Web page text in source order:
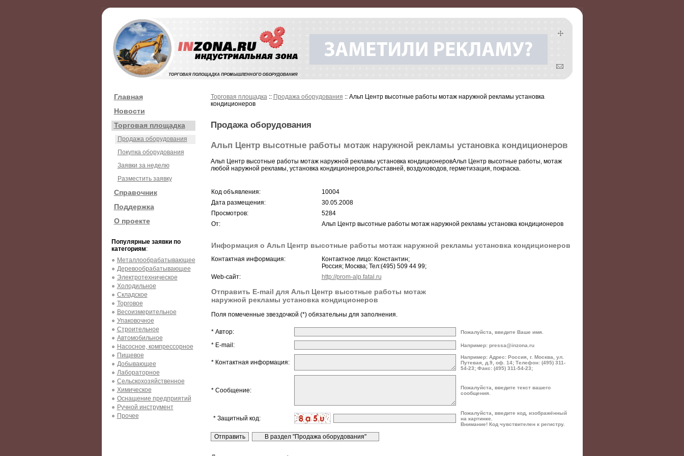
Главная
Новости
Торговая площадка
Продажа оборудования
Покупка оборудования
Заявки за неделю
Разместить заявку
Справочник
Поддержка
О проекте
Популярные заявки по
категориям:
Металлообрабатывающее
Деревообрабатывающее
Электротехническое
Холодильное
Складское
Торговое
Весоизмерительное
Упаковочное
Строительное
Автомобильное
Насосное, компрессорное
Пищевое
Добывающее
Лабораторное
Сельскохозяйственное
Химическое
Оснащение предприятий
Ручной инструмент
Прочее
Торговая площадка:: Продажа оборудования :: Альп Центр высотные работы мотаж наружной рекламы установка
кондиционеров
Продажа оборудования
Альп Центр высотные работы мотаж наружной рекламы установка кондиционеров
Альп Центр высотные работы мотаж наружной рекламы установка кондиционеровАльп Центр высотные работы, мотаж
любой наружной рекламы, установка кондиционеров,рольставней, воздуховодов, герметизация, покраска.
Код объявления:
10004
Дата размещения:
30.05.2008
Просмотров:
5284
От:
Альп Центр высотные работы мотаж наружной рекламы установка кондиционеров
Информация о Альп Центр высотные работы мотаж наружной рекламы установка кондиционеров
Контактная информация:
Контактное лицо: Константин;
Россия; Москва; Тел:(495) 509 44 99;
Web-сайт:
http://prom-alp.fatal.ru
Отправить E-mail для Альп Центр высотные работы мотаж
наружной рекламы установка кондиционеров
Поля помеченные звездочкой (*) обязательны для заполнения.
* Автор: Пожалуйста, введите Ваше имя.
* E-mail: Например: pressa@inzona.ru
* Контактная информация:
Например: Адрес: Россия, г. Москва, ул.
Путевая, д.9, оф. 14; Телефон: (495) 311-
54-23; Факс: (495) 311-54-23;
* Сообщение:
Пожалуйста, введите текст вашего
сообщения.
* Защитный код:
Пожалуйста, введите код, изображённый
на картинке.
Внимание! Код чувствителен к регистру.